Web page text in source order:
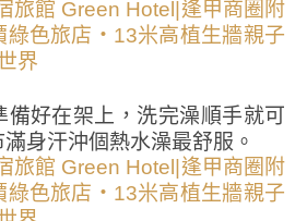
備好在架上，洗完澡順手就可
身汗沖個熱水澡最舒服。